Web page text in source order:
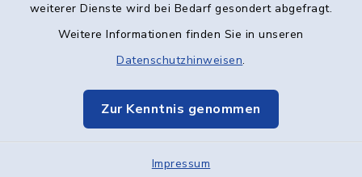
weiterer Dienste wird bei Bedarf gesondert abgefragt.
Weitere Informationen finden Sie in unseren
Datenschutzhinweisen.
Zur Kenntnis genommen
Impressum
Datenschutz
Elektronische Kommunikation
Sitemap